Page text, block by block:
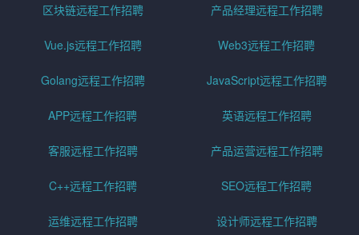
区块链远程工作招聘 产品经理远程工作招聘
Vue.js远程工作招聘 Web3远程工作招聘
Golang远程工作招聘 JavaScript远程工作招聘
APP远程工作招聘 英语远程工作招聘
客服远程工作招聘 产品运营远程工作招聘
C++远程工作招聘 SEO远程工作招聘
运维远程工作招聘 设计师远程工作招聘